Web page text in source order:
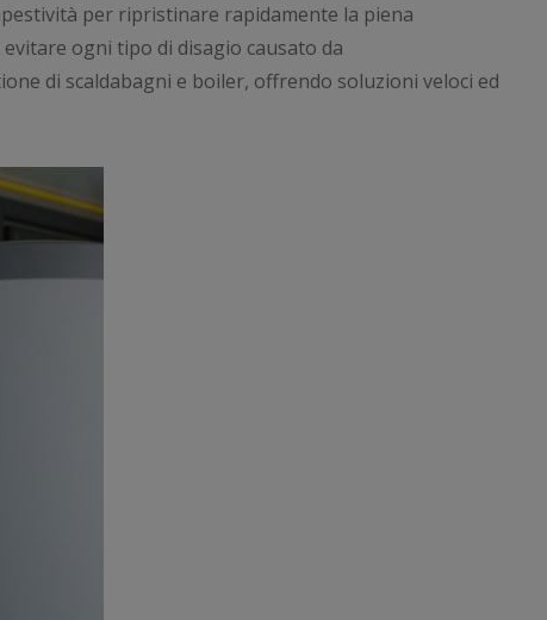
per ripristinare rapidamente la piena
ogni tipo di disagio causato da
di scaldabagni e boiler, offrendo soluzioni veloci ed